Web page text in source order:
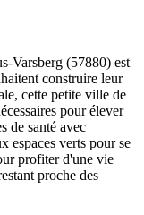
Varsberg (57880) est
construire leur
cette petite ville de
pour élever
de santé avec
espaces verts pour se
profiter d'une vie
proche des